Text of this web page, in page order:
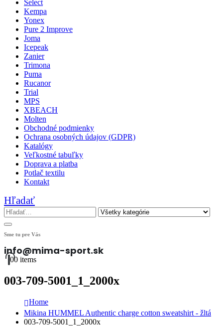
Select
Kempa
Yonex
Pure 2 Improve
Joma
Icepeak
Zanier
Trimona
Puma
Rucanor
Trial
MPS
XBEACH
Molten
Obchodné podmienky
Ochrana osobných údajov (GDPR)
Katalógy
Veľkostné tabuľky
Doprava a platba
Potlač textilu
Kontakt
Hľadať
Sme tu pre Vás
info@mima-sport.sk
00 items
003-709-5001_1_2000x
Home
Mikina HUMMEL Authentic charge cotton sweatshirt - žltá
003-709-5001_1_2000x